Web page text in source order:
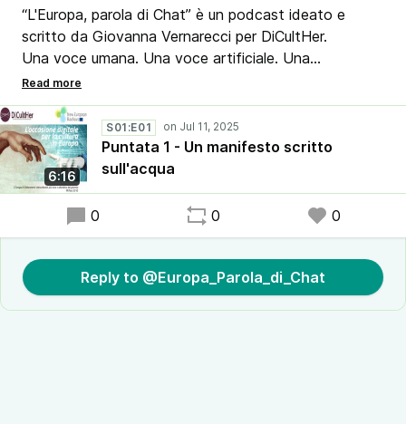
“L'Europa, parola di Chat” è un podcast ideato e
scritto da Giovanna Vernarecci per DiCultHer.
Una voce umana. Una voce artificiale. Una
conversazione per capire l’Europa che cambia.
Con la partecipazione di Miele, un’intelligenza
artificiale generativa curiosa e appassionata di
cultura.
6:16
S01:E01
Puntata 1 - Un manifesto scritto
sull'acqua
0 0 0
Reply to @Europa_Parola_di_Chat